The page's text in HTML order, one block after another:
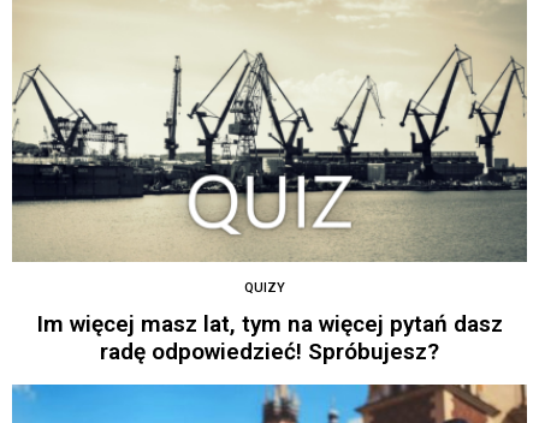
QUIZY
Im więcej masz lat, tym na więcej pytań dasz
radę odpowiedzieć! Spróbujesz?